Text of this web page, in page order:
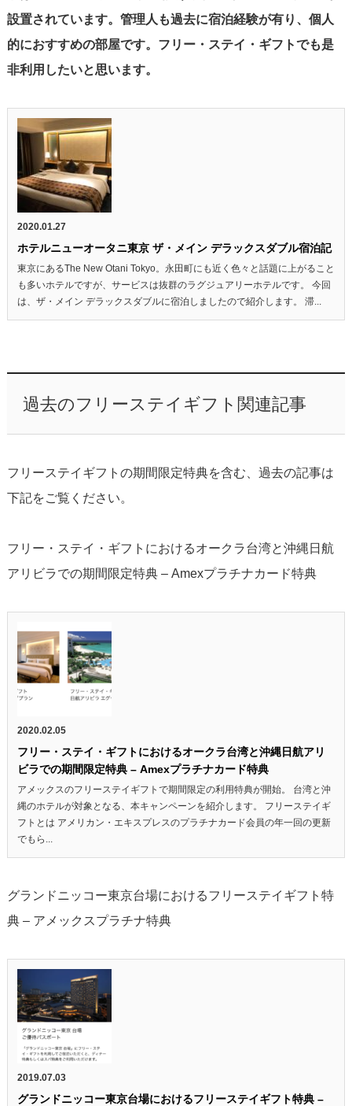
設置されています。管理人も過去に宿泊経験が有り、個人
的におすすめの部屋です。フリー・ステイ・ギフトでも是
非利用したいと思います。
2020.01.27
ホテルニューオータニ東京 ザ・メイン デラックスダブル宿泊記
東京にあるThe New Otani Tokyo。永田町にも近く色々と話題に上がること
も多いホテルですが、サービスは抜群のラグジュアリーホテルです。 今回
は、ザ・メイン デラックスダブルに宿泊しましたので紹介します。 滞...
過去のフリーステイギフト関連記事
フリーステイギフトの期間限定特典を含む、過去の記事は
下記をご覧ください。
フリー・ステイ・ギフトにおけるオークラ台湾と沖縄日航
アリビラでの期間限定特典 – Amexプラチナカード特典
2020.02.05
フリー・ステイ・ギフトにおけるオークラ台湾と沖縄日航アリ
ビラでの期間限定特典 – Amexプラチナカード特典
アメックスのフリーステイギフトで期間限定の利用特典が開始。 台湾と沖
縄のホテルが対象となる、本キャンペーンを紹介します。 フリーステイギ
フトとは アメリカン・エキスプレスのプラチナカード会員の年一回の更新
でもら...
グランドニッコー東京台場におけるフリーステイギフト特
典 – アメックスプラチナ特典
2019.07.03
グランドニッコー東京台場におけるフリーステイギフト特典 –